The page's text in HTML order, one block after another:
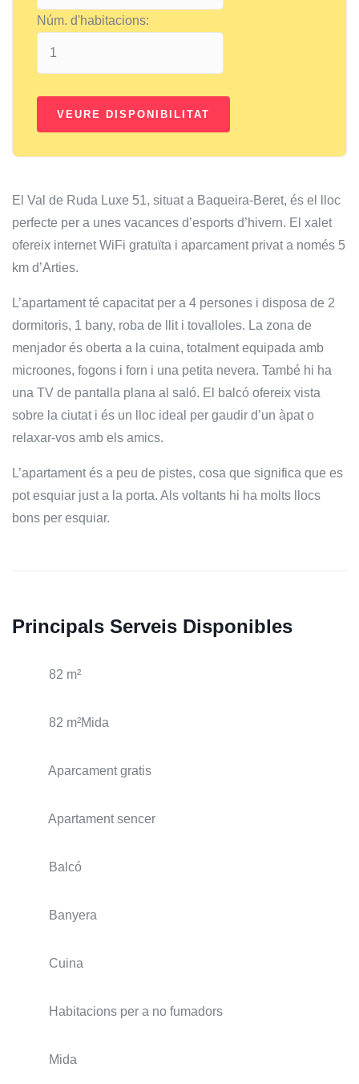
Núm. d'habitacions:
El Val de Ruda Luxe 51, situat a Baqueira-Beret, és el lloc
perfecte per a unes vacances d’esports d’hivern. El xalet
ofereix internet WiFi gratuïta i aparcament privat a només 5
km d’Arties.
L’apartament té capacitat per a 4 persones i disposa de 2
dormitoris, 1 bany, roba de llit i tovalloles. La zona de
menjador és oberta a la cuina, totalment equipada amb
microones, fogons i forn i una petita nevera. També hi ha
una TV de pantalla plana al saló. El balcó ofereix vista
sobre la ciutat i és un lloc ideal per gaudir d’un àpat o
relaxar-vos amb els amics.
L’apartament és a peu de pistes, cosa que significa que es
pot esquiar just a la porta. Als voltants hi ha molts llocs
bons per esquiar.
Principals Serveis Disponibles
82 m²
82 m²Mida
Aparcament gratis
Apartament sencer
Balcó
Banyera
Cuina
Habitacions per a no fumadors
Mida